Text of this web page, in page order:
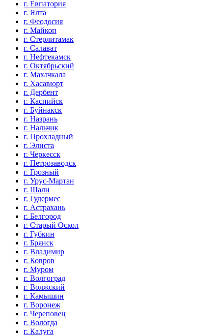
г. Евпатория
г. Ялта
г. Феодосия
г. Майкоп
г. Стерлитамак
г. Салават
г. Нефтекамск
г. Октябрьский
г. Махачкала
г. Хасавюрт
г. Дербент
г. Каспийск
г. Буйнакск
г. Назрань
г. Нальчик
г. Прохладный
г. Элиста
г. Черкесск
г. Петрозаводск
г. Грозный
г. Урус-Мартан
г. Шали
г. Гудермес
г. Астрахань
г. Белгород
г. Старый Оскол
г. Губкин
г. Брянск
г. Владимир
г. Ковров
г. Муром
г. Волгоград
г. Волжский
г. Камышин
г. Воронеж
г. Череповец
г. Вологда
г. Калуга